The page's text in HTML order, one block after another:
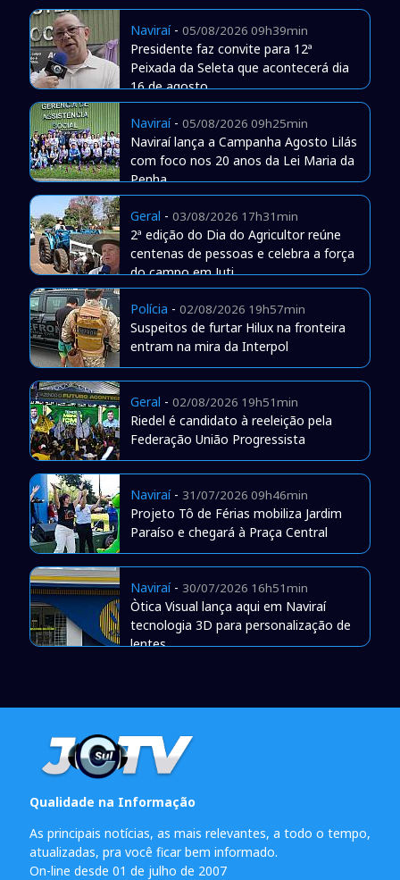
Naviraí- 05/08/2026 09h39min
Presidente faz convite para 12ª
Peixada da Seleta que acontecerá dia
16 de agosto
Naviraí- 05/08/2026 09h25min
Naviraí lança a Campanha Agosto Lilás
com foco nos 20 anos da Lei Maria da
Penha
Geral - 03/08/2026 17h31min
2ª edição do Dia do Agricultor reúne
centenas de pessoas e celebra a força
do campo em Juti
Polícia - 02/08/2026 19h57min
Suspeitos de furtar Hilux na fronteira
entram na mira da Interpol
Geral - 02/08/2026 19h51min
Riedel é candidato à reeleição pela
Federação União Progressista
Naviraí- 31/07/2026 09h46min
Projeto Tô de Férias mobiliza Jardim
Paraíso e chegará à Praça Central
Naviraí- 30/07/2026 16h51min
Òtica Visual lança aqui em Naviraí
tecnologia 3D para personalização de
lentes
Qualidade na Informação
As principais notícias, as mais relevantes, a todo o tempo,
atualizadas, pra você ficar bem informado.
On-line desde 01 de julho de 2007